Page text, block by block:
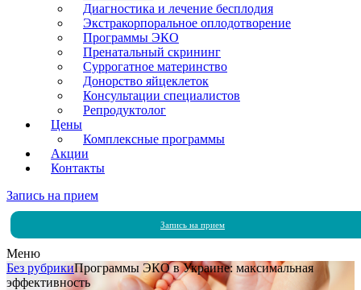
Диагностика и лечение бесплодия
Экстракорпоральное оплодотворение
Программы ЭКО
Пренатальный скрининг
Суррогатное материнство
Донорство яйцеклеток
Консультации специалистов
Репродуктолог
Цены
Комплексные программы
Акции
Контакты
Запись на прием
Запись на прием
Меню
Без рубрикиПрограммы ЭКО в Украине: максимальная
эффективность